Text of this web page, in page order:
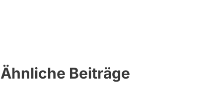
Ähnliche Beiträge